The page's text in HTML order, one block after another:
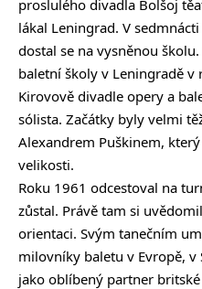
proslulého divadla Bolšoj
lákal Leningrad. V
dostal se na vysněnou
baletní školy v Leningradě
Kirovově divadle opery a
sólista. Začátky byly velmi
Alexandrem Puškinem,
velikosti.
Roku 1961 odcestoval na
zůstal. Právě tam si
orientaci. Svým tanečním
milovníky baletu v Evropě, v
jako oblíbený partner